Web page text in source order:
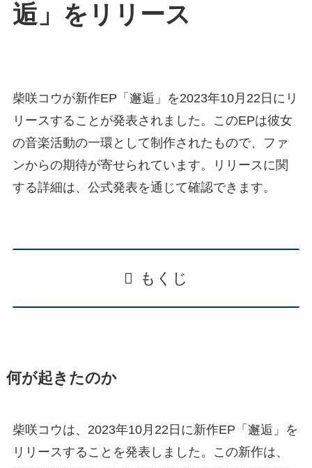
逅」をリリース
柴咲コウが新作EP「邂逅」を2023年10月22日にリ
リースすることが発表されました。このEPは彼女
の音楽活動の一環として制作されたもので、ファ
ンからの期待が寄せられています。リリースに関
する詳細は、公式発表を通じて確認できます。
もくじ
何が起きたのか
柴咲コウは、2023年10月22日に新作EP「邂逅」を
リリースすることを発表しました。この新作は、